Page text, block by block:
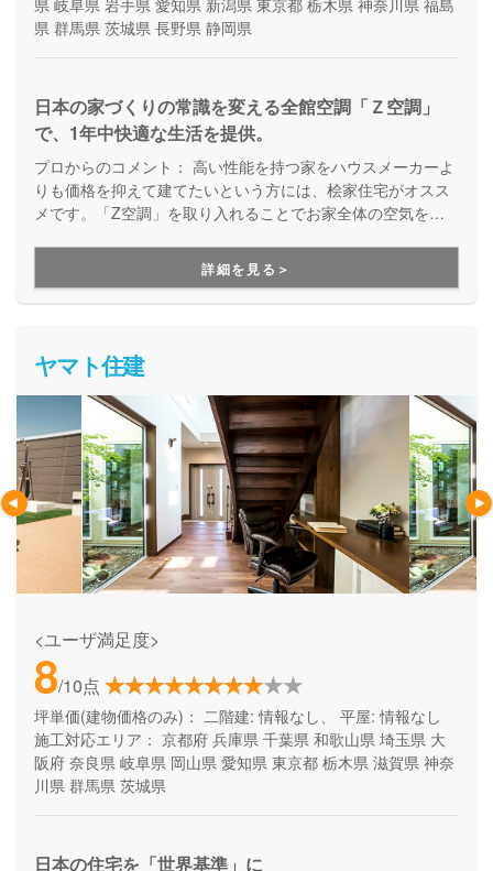
県 岐阜県 岩手県 愛知県 新潟県 東京都 栃木県 神奈川県 福島
県 群馬県 茨城県 長野県 静岡県
日本の家づくりの常識を変える全館空調「Ｚ空調」
で、1年中快適な生活を提供。
プロからのコメント： 高い性能を持つ家をハウスメーカーよ
りも価格を抑えて建てたいという方には、桧家住宅がオスス
メです。「Z空調」を取り入れることでお家全体の空気を循
まいづくりをしています。Z空調の性能を体験できる施設も
あるので、体験した上で納得してお家づくりを進めることが
出来ます。是非一度、実際に足を運んで体験してみてくださ
詳細を見る＞
ヤマト住建
<ユーザ満足度>
8/10点
坪単価(建物価格のみ)： 二階建: 情報なし、 平屋: 情報なし
施工対応エリア： 京都府 兵庫県 千葉県 和歌山県 埼玉県 大
阪府 奈良県 岐阜県 岡山県 愛知県 東京都 栃木県 滋賀県 神奈
川県 群馬県 茨城県
日本の住宅を「世界基準」に